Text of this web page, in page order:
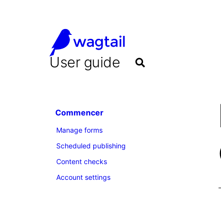
User guide
Commencer
Manage forms
Scheduled publishing
Content checks
Account settings